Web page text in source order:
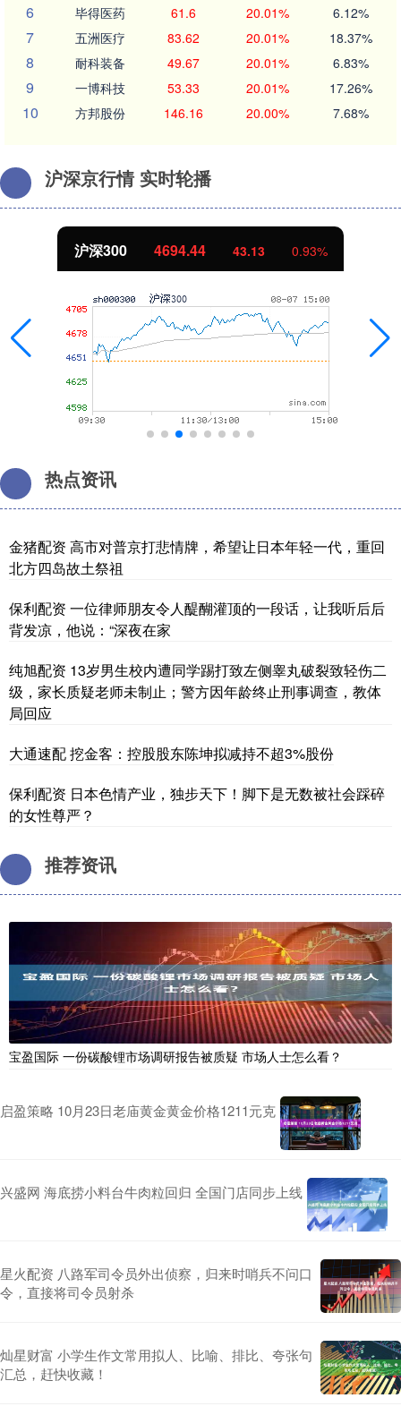
6 毕得医药 61.6 20.01% 6.12%
7 五洲医疗 83.62 20.01% 18.37%
8 耐科装备 49.67 20.01% 6.83%
9 一博科技 53.33 20.01% 17.26%
10 方邦股份 146.16 20.00% 7.68%
沪深京行情 实时轮播
北证50 1134.24 11.37 1.01%
热点资讯
金猪配资 高市对普京打悲情牌，希望让日本年轻一代，重回
北方四岛故土祭祖
保利配资 一位律师朋友令人醍醐灌顶的一段话，让我听后后
背发凉，他说：“深夜在家
纯旭配资 13岁男生校内遭同学踢打致左侧睾丸破裂致轻伤二
级，家长质疑老师未制止；警方因年龄终止刑事调查，教体
局回应
大通速配 挖金客：控股股东陈坤拟减持不超3%股份
保利配资 日本色情产业，独步天下！脚下是无数被社会踩碎
的女性尊严？
推荐资讯
宝盈国际 一份碳酸锂市场调研报告被质疑 市场人士怎么看？
启盈策略 10月23日老庙黄金黄金价格1211元克
兴盛网 海底捞小料台牛肉粒回归 全国门店同步上线
星火配资 八路军司令员外出侦察，归来时哨兵不问口
令，直接将司令员射杀
灿星财富 小学生作文常用拟人、比喻、排比、夸张句
汇总，赶快收藏！